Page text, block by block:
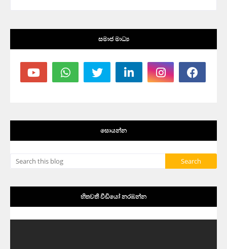
සමාජ මාධ්‍ය
සොයන්න
හිතවතී වීඩියෝ නරඹන්න